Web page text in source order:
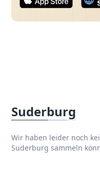
Suderburg
Wir haben leider noch
Suderburg sammeln